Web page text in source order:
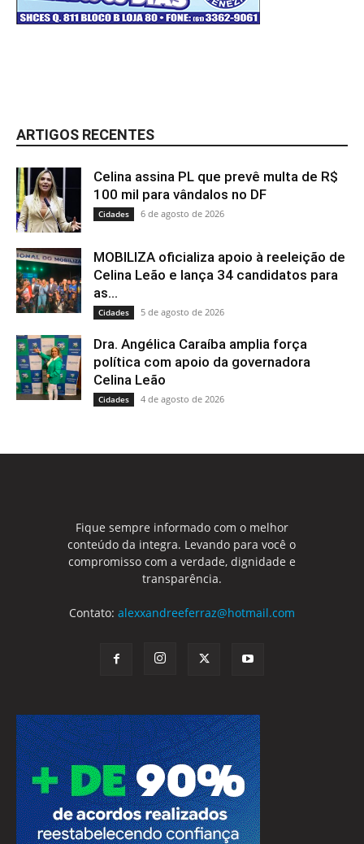
ARTIGOS RECENTES
Celina assina PL que prevê multa de R$
100 mil para vândalos no DF
Cidades 6 de agosto de 2026
MOBILIZA oficializa apoio à reeleição de
Celina Leão e lança 34 candidatos para
as...
Cidades 5 de agosto de 2026
Dra. Angélica Caraíba amplia força
política com apoio da governadora
Celina Leão
Cidades 4 de agosto de 2026
Fique sempre informado com o melhor
conteúdo da integra. Levando para você o
compromisso com a verdade, dignidade e
transparência.
Contato: alexxandreeferraz@hotmail.com